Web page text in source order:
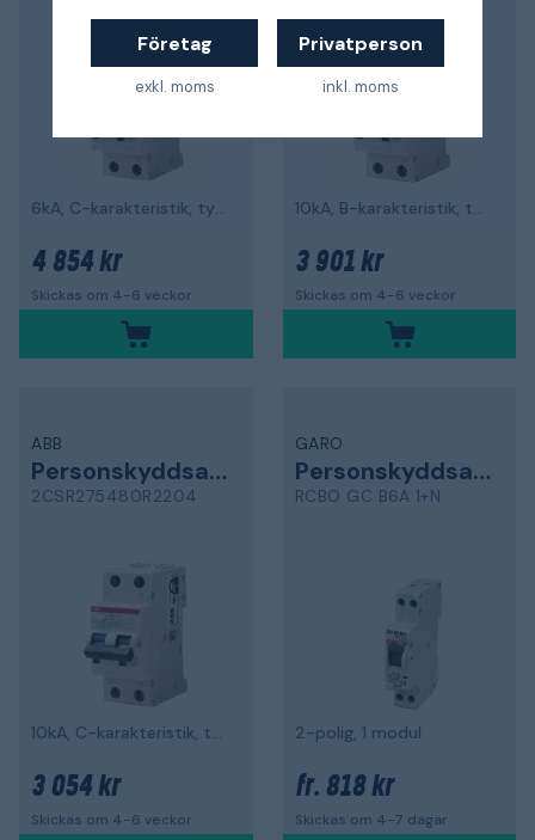
Företag
exkl. moms
Privatperson
inkl. moms
6kA, C-karakteristik, typ APR DS201
4 854 kr
Skickas om 4-6 veckor
10kA, B-karakteristik, typ A DS201M
3 901 kr
Skickas om 4-6 veckor
ABB
Personskyddsautomat
2CSR275480R2204
10kA, C-karakteristik, typ APR DS201M
3 054 kr
Skickas om 4-6 veckor
GARO
Personskyddsautomat
RCBO GC B6A 1+N
2-polig, 1 modul
fr. 818 kr
Skickas om 4-7 dagar